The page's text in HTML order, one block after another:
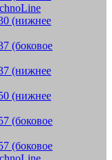
(нижнее
(боковое
(нижнее
(нижнее
(боковое
(боковое